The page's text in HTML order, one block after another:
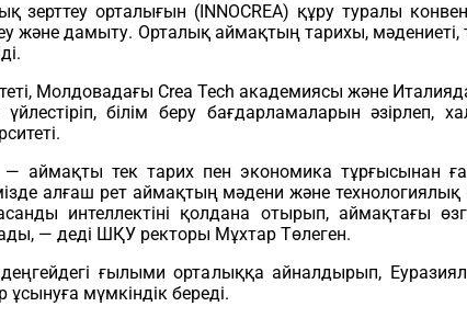
орталығын (INNOCREA) құру туралы
және дамыту. Орталық аймақтың тарихы,
Молдовадағы Crea Tech академиясы және
білім беру бағдарламаларын
аймақты тек тарих пен экономика тұрғысынан
алғаш рет аймақтың мәдени және
интеллектіні қолдана отырып, аймақтағы
— деді ШҚУ ректоры Мұхтар Төлеген.
ғылыми орталыққа айналдырып,
мүмкіндік береді.